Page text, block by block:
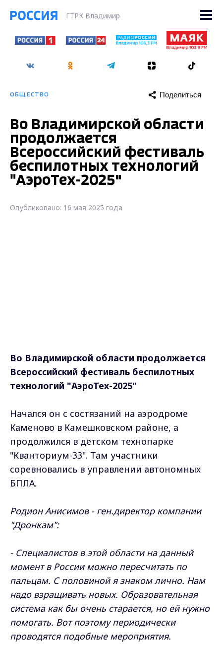
ГТРК Владимир
ОБЩЕСТВО Поделиться
Во Владимирской области
продолжается
Всероссийский фестиваль
беспилотных технологий
"АэроТех-2025"
Опубликовано: 16 мая 2025 года
Во Владимирской области продолжается
Всероссийский фестиваль беспилотных
технологий "АэроТех-2025"
Начался он с состязаний на аэродроме
Каменово в Камешковском районе, а
продолжился в детском технопарке
"Кванториум-33". Там участники
соревновались в управлении автономных
БПЛА.
Родион Анисимов - ген.директор компании
"Дронкам":
- Специалистов в этой области на данный
момент в России можно пересчитать по
пальцам. С половиной я знаком лично. Нам
надо взращивать новых. Образовательная
система как бы очень старается, но ей нужно
помогать. Вот поэтому периодически
проводятся подобные мероприятия.